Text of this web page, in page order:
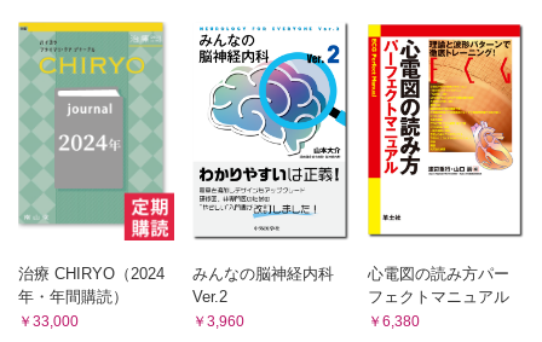
治療 CHIRYO（2024
年・年間購読）
￥33,000
みんなの脳神経内科
Ver.2
￥3,960
心電図の読み方パー
フェクトマニュアル
￥6,380